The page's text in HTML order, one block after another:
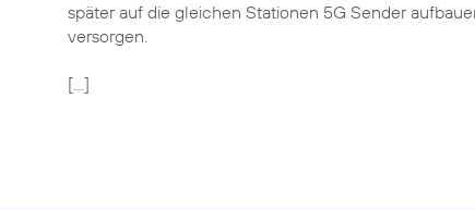
später auf die gleichen Stationen 5G Sender
versorgen.
[...]